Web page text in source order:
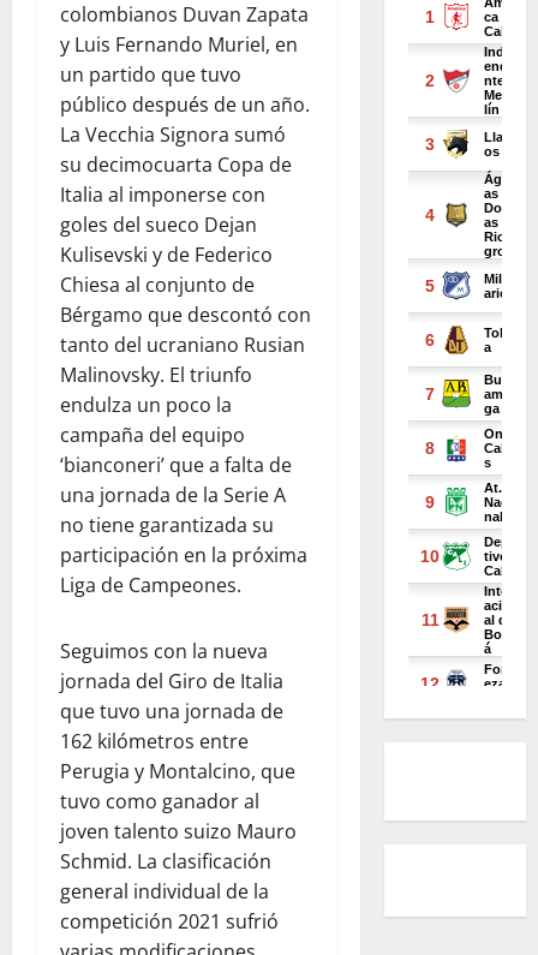
colombianos Duvan Zapata
y Luis Fernando Muriel, en
un partido que tuvo
público después de un año.
La Vecchia Signora sumó
su decimocuarta Copa de
Italia al imponerse con
goles del sueco Dejan
Kulisevski y de Federico
Chiesa al conjunto de
Bérgamo que descontó con
tanto del ucraniano Rusian
Malinovsky. El triunfo
endulza un poco la
campaña del equipo
‘bianconeri’ que a falta de
una jornada de la Serie A
no tiene garantizada su
participación en la próxima
Liga de Campeones.
Seguimos con la nueva
jornada del Giro de Italia
que tuvo una jornada de
162 kilómetros entre
Perugia y Montalcino, que
tuvo como ganador al
joven talento suizo Mauro
Schmid. La clasificación
general individual de la
competición 2021 sufrió